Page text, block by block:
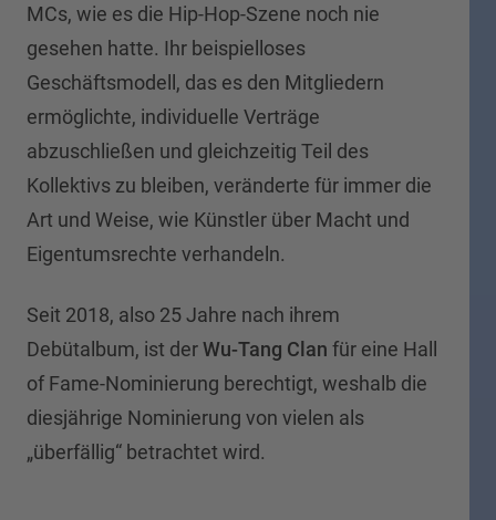
MCs, wie es die Hip-Hop-Szene noch nie
gesehen hatte. Ihr beispielloses
Geschäftsmodell, das es den Mitgliedern
ermöglichte, individuelle Verträge
abzuschließen und gleichzeitig Teil des
Kollektivs zu bleiben, veränderte für immer die
Art und Weise, wie Künstler über Macht und
Eigentumsrechte verhandeln.
Seit 2018, also 25 Jahre nach ihrem
Debütalbum, ist derWu-Tang Clan für eine Hall
of Fame-Nominierung berechtigt, weshalb die
diesjährige Nominierung von vielen als
„überfällig“ betrachtet wird.